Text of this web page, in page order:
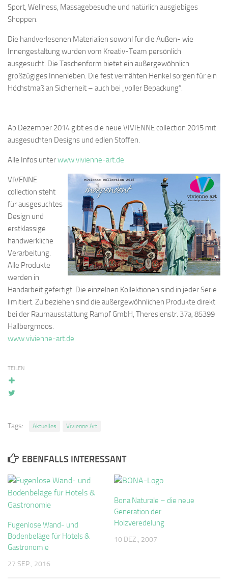
Sport, Wellness, Massagebesuche und natürlich ausgiebiges
Shoppen.
Die handverlesenen Materialien sowohl für die Außen- wie
Innengestaltung wurden vom Kreativ-Team persönlich
ausgesucht. Die Taschenform bietet ein außergewöhnlich
großzügiges Innenleben. Die fest vernähten Henkel sorgen für ein
Höchstmaß an Sicherheit – auch bei „voller Bepackung“.
Ab Dezember 2014 gibt es die neue VIVIENNE collection 2015 mit
ausgesuchten Designs und edlen Stoffen.
Alle Infos unterwww.vivienne-art.de
VIVENNE
collection steht
für ausgesuchtes
Design und
erstklassige
handwerkliche
Verarbeitung.
Alle Produkte
werden in
Handarbeit gefertigt. Die einzelnen Kollektionen sind in jeder Serie
limitiert. Zu beziehen sind die außergewöhnlichen Produkte direkt
bei der Raumausstattung Rampf GmbH, Theresienstr. 37a, 85399
Hallbergmoos.
www.vivienne-art.de
TEILEN
Tags: Aktuelles Vivienne Art
EBENFALLS INTERESSANT
Fugenlose Wand- und
Bodenbeläge für Hotels &
Gastronomie
27 SEP., 2016
Bona Naturale – die neue
Generation der
Holzveredelung
10 DEZ., 2007